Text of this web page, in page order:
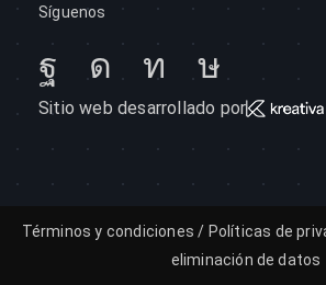
Síguenos
Sitio web desarrollado por
Términos y condiciones / Políticas de
eliminación de datos